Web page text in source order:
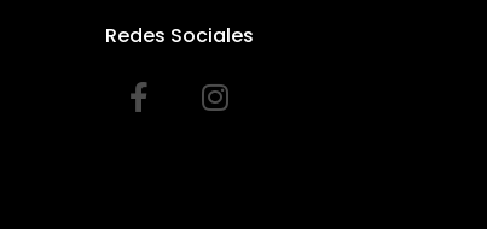
Redes Sociales